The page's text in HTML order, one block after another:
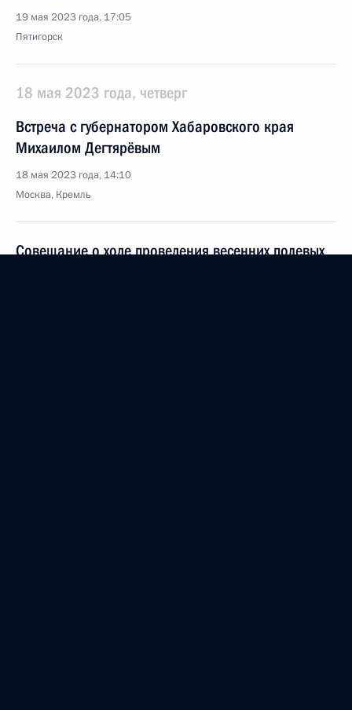
19 мая 2023 года, 17:05
Пятигорск
18 мая 2023 года, четверг
Встреча с губернатором Хабаровского края
Михаилом Дегтярёвым
18 мая 2023 года, 14:10
Москва, Кремль
Совещание о ходе проведения весенних полевых